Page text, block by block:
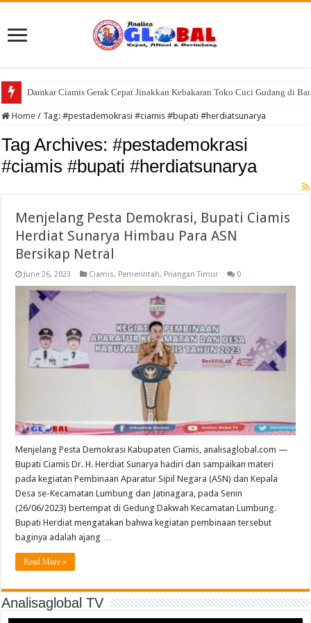
Desa Dawagung Masuk 25 Besar Desa BRILiaN, Kades Trio Wibowo
Home / Tag:#pestademokrasi #ciamis #bupati #herdiatsunarya
Tag Archives:#pestademokrasi
#ciamis #bupati #herdiatsunarya
Menjelang Pesta Demokrasi, Bupati Ciamis
Herdiat Sunarya Himbau Para ASN
Bersikap Netral
June 26, 2023 Ciamis, Pemerintah, Priangan Timur 0
Menjelang Pesta Demokrasi Kabupaten Ciamis, analisaglobal.com —
Bupati Ciamis Dr. H. Herdiat Sunarya hadiri dan sampaikan materi
pada kegiatan Pembinaan Aparatur Sipil Negara (ASN) dan Kepala
Desa se-Kecamatan Lumbung dan Jatinagara, pada Senin
(26/06/2023) bertempat di Gedung Dakwah Kecamatan Lumbung.
Bupati Herdiat mengatakan bahwa kegiatan pembinaan tersebut
baginya adalah ajang …
Read More »
Analisaglobal TV